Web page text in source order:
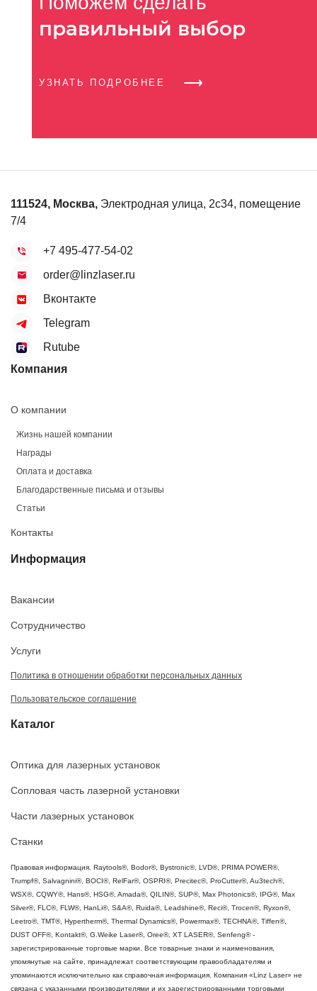
правильный выбор
УЗНАТЬ ПОДРОБНЕЕ
111524, Москва, Электродная улица, 2с34, помещение
7/4
+7 495-477-54-02
order@linzlaser.ru
Вконтакте
Telegram
Rutube
Компания
О компании
Жизнь нашей компании
Награды
Оплата и доставка
Благодарственные письма и отзывы
Статьи
Контакты
Информация
Вакансии
Сотрудничество
Услуги
Политика в отношении обработки персональных данных
Пользовательское соглашение
Каталог
Оптика для лазерных установок
Сопловая часть лазерной установки
Части лазерных установок
Станки
Правовая информация. Raytools®, Bodor®, Bystronic®, LVD®, PRIMA POWER®,
Trumpf®, Salvagnini®, BOCI®, RelFar®, OSPRI®, Precitec®, ProCutter®, Au3tech®,
WSX®, CQWY®, Hans®, HSG®, Amada®, QILIN®, SUP®, Max Photonics®, IPG®, Max
Silver®, FLC®, FLW®, HanLi®, S&A®, Ruida®, Leadshine®, Reci®, Trocen®, Ryxon®,
Leetro®, TMT®, Hypertherm®, Thermal Dynamics®, Powermax®, TECHNA®, Tiffen®,
DUST OFF®, Kontakt®, G.Weike Laser®, Oree®, XT LASER®, Senfeng® -
зарегистрированные торговые марки. Все товарные знаки и наименования,
упомянутые на сайте, принадлежат соответствующим правообладателям и
упоминаются исключительно как справочная информация. Компания «Linz Laser» не
связана с указанными производителями и их зарегистрированными торговыми